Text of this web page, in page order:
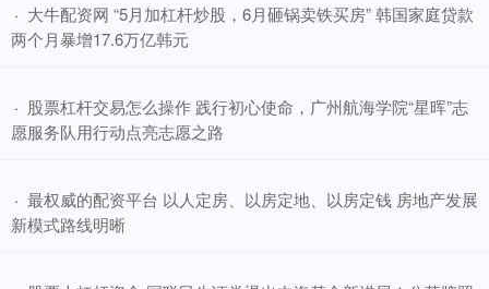
· ​大牛配资网 “5月加杠杆炒股，6月砸锅卖铁买房” 韩国家庭贷款
两个月暴增17.6万亿韩元
· ​股票杠杆交易怎么操作 践行初心使命，广州航海学院“星晖”志
愿服务队用行动点亮志愿之路
· ​最权威的配资平台 以人定房、以房定地、以房定钱 房地产发展
新模式路线明晰